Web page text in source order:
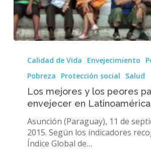
mejores
peores
países
envejecer
Latinoamérica
Calidad de Vida Envejecimiento
Pobreza
Protección social Salud
Los mejores y los peores
envejecer en Latinoamérica
Asunción (Paraguay), 11 de
2015. Según los indicadores
Índice Global de…